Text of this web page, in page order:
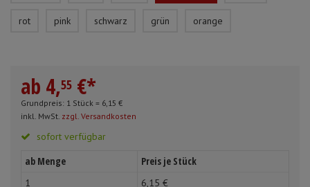
rot pink schwarz grün orange
ab 4,55 €*
Grundpreis: 1 Stück = 6,15 €
inkl. MwSt. zzgl. Versandkosten
sofort verfügbar
ab Menge Preis je Stück
1 6,15 €